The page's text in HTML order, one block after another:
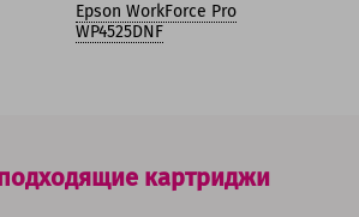
Epson WorkForce Pro
WP4525DNF
картриджи